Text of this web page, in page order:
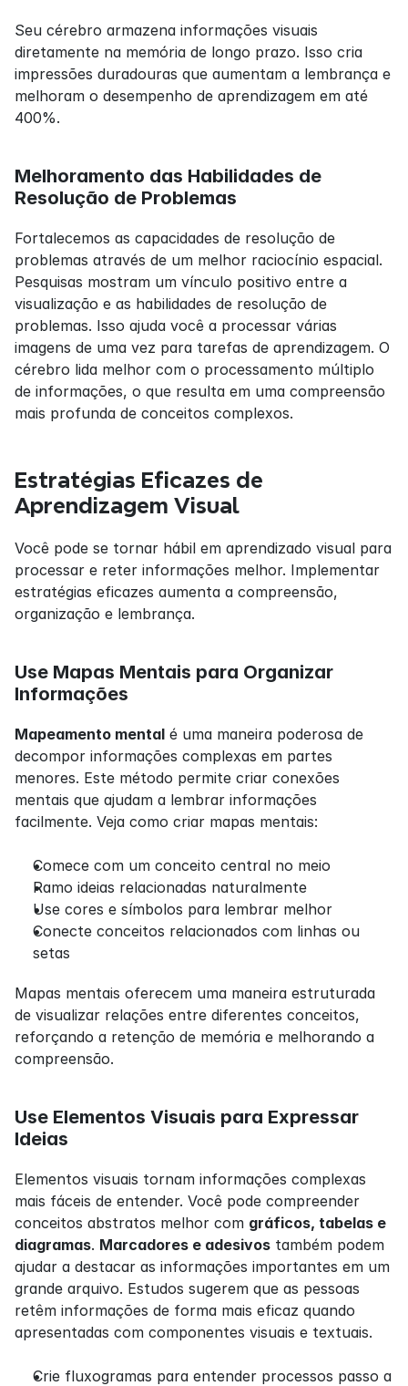
Seu cérebro armazena informações visuais
diretamente na memória de longo prazo. Isso cria
impressões duradouras que aumentam a lembrança e
melhoram o desempenho de aprendizagem em até
400%.
Melhoramento das Habilidades de
Resolução de Problemas
Fortalecemos as capacidades de resolução de
problemas através de um melhor raciocínio espacial.
Pesquisas mostram um vínculo positivo entre a
visualização e as habilidades de resolução de
problemas. Isso ajuda você a processar várias
imagens de uma vez para tarefas de aprendizagem. O
cérebro lida melhor com o processamento múltiplo
de informações, o que resulta em uma compreensão
mais profunda de conceitos complexos.
Estratégias Eficazes de
Aprendizagem Visual
Você pode se tornar hábil em aprendizado visual para
processar e reter informações melhor. Implementar
estratégias eficazes aumenta a compreensão,
organização e lembrança.
Use Mapas Mentais para Organizar
Informações
Mapeamento mental é uma maneira poderosa de
decompor informações complexas em partes
menores. Este método permite criar conexões
mentais que ajudam a lembrar informações
facilmente. Veja como criar mapas mentais:
Comece com um conceito central no meio
Ramo ideias relacionadas naturalmente
Use cores e símbolos para lembrar melhor
Conecte conceitos relacionados com linhas ou
setas
Mapas mentais oferecem uma maneira estruturada
de visualizar relações entre diferentes conceitos,
reforçando a retenção de memória e melhorando a
compreensão.
Use Elementos Visuais para Expressar
Ideias
Elementos visuais tornam informações complexas
mais fáceis de entender. Você pode compreender
conceitos abstratos melhor com gráficos, tabelas e
diagramas. Marcadores e adesivos também podem
ajudar a destacar as informações importantes em um
grande arquivo. Estudos sugerem que as pessoas
retêm informações de forma mais eficaz quando
apresentadas com componentes visuais e textuais.
Crie fluxogramas para entender processos passo a